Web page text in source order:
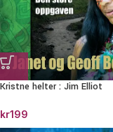
Kristne helter : Jim Elliot
kr199